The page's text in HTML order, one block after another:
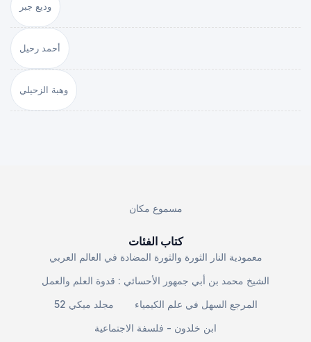
وديع جبر
أحمد رحيل
وهبة الزحيلي
مسموع مكان
كتاب الفئات
معمودية النار الثورة والثورة المضادة في العالم العربي
الشيخ محمد بن أبي جمهور الأحسائي : قدوة العلم والعمل
مجلد ميكي 52
المرجع السهل في علم الكيمياء
ابن خلدون - فلسفة الاجتماعية